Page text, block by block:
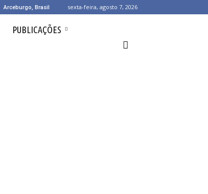
Arceburgo, Brasil sexta-feira, agosto 7, 2026
PUBLICAÇÕES